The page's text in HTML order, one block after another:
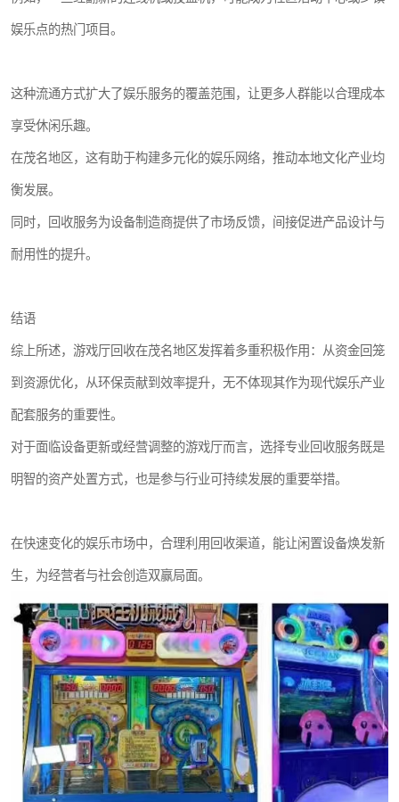
娱乐点的热门项目。
这种流通方式扩大了娱乐服务的覆盖范围，让更多人群能以合理成本
享受休闲乐趣。
在茂名地区，这有助于构建多元化的娱乐网络，推动本地文化产业均
衡发展。
同时，回收服务为设备制造商提供了市场反馈，间接促进产品设计与
耐用性的提升。
结语
综上所述，游戏厅回收在茂名地区发挥着多重积极作用：从资金回笼
到资源优化，从环保贡献到效率提升，无不体现其作为现代娱乐产业
配套服务的重要性。
对于面临设备更新或经营调整的游戏厅而言，选择专业回收服务既是
明智的资产处置方式，也是参与行业可持续发展的重要举措。
在快速变化的娱乐市场中，合理利用回收渠道，能让闲置设备焕发新
生，为经营者与社会创造双赢局面。